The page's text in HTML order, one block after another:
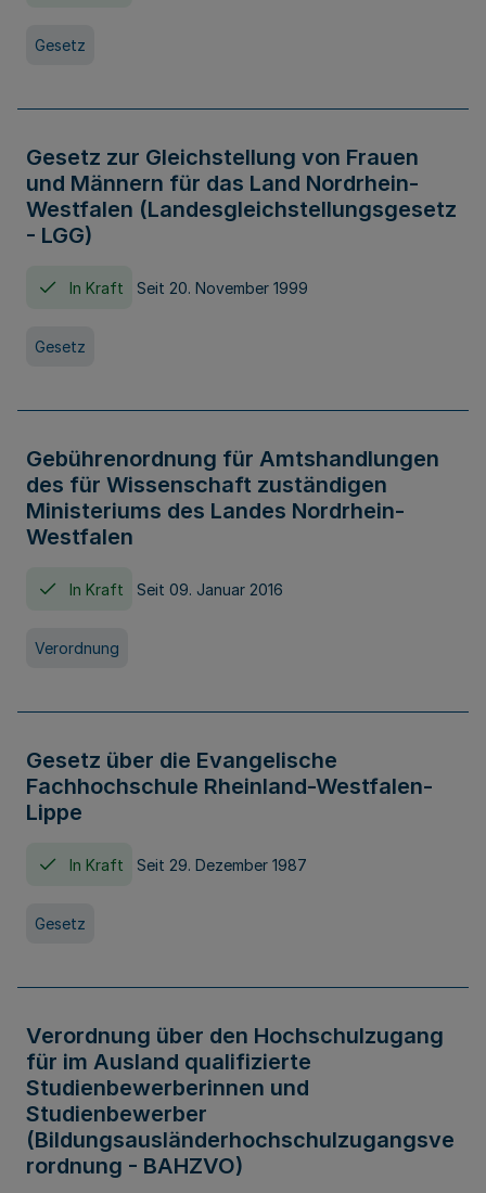
Gesetz
Gesetz zur Gleichstellung von Frauen
und Männern für das Land Nordrhein-
Westfalen (Landesgleichstellungsgesetz
- LGG)
In Kraft Seit 20. November 1999
Gesetz
Gebührenordnung für Amtshandlungen
des für Wissenschaft zuständigen
Ministeriums des Landes Nordrhein-
Westfalen
In Kraft Seit 09. Januar 2016
Verordnung
Gesetz über die Evangelische
Fachhochschule Rheinland-Westfalen-
Lippe
In Kraft Seit 29. Dezember 1987
Gesetz
Verordnung über den Hochschulzugang
für im Ausland qualifizierte
Studienbewerberinnen und
Studienbewerber
(Bildungsausländerhochschulzugangsve
rordnung - BAHZVO)